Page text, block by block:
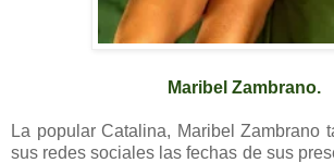
Maribel Zambrano.
La popular Catalina, Maribel Zambrano
sus redes sociales las fechas de sus